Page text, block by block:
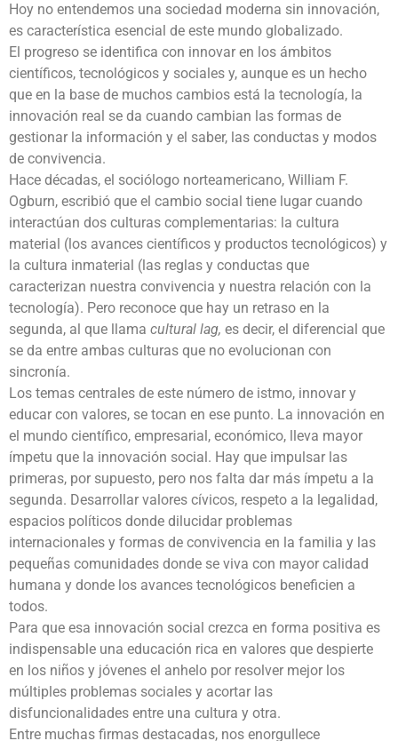
Hoy no entendemos una sociedad moderna sin innovación,
es característica esencial de este mundo globalizado.
El progreso se identifica con innovar en los ámbitos
científicos, tecnológicos y sociales y, aunque es un hecho
que en la base de muchos cambios está la tecnología, la
innovación real se da cuando cambian las formas de
gestionar la información y el saber, las conductas y modos
de convivencia.
Hace décadas, el sociólogo norteamericano, William F.
Ogburn, escribió que el cambio social tiene lugar cuando
interactúan dos culturas complementarias: la cultura
material (los avances científicos y productos tecnológicos) y
la cultura inmaterial (las reglas y conductas que
caracterizan nuestra convivencia y nuestra relación con la
tecnología). Pero reconoce que hay un retraso en la
segunda, al que llama cultural lag, es decir, el diferencial que
se da entre ambas culturas que no evolucionan con
sincronía.
Los temas centrales de este número de istmo, innovar y
educar con valores, se tocan en ese punto. La innovación en
el mundo científico, empresarial, económico, lleva mayor
ímpetu que la innovación social. Hay que impulsar las
primeras, por supuesto, pero nos falta dar más ímpetu a la
segunda. Desarrollar valores cívicos, respeto a la legalidad,
espacios políticos donde dilucidar problemas
internacionales y formas de convivencia en la familia y las
pequeñas comunidades donde se viva con mayor calidad
humana y donde los avances tecnológicos beneficien a
todos.
Para que esa innovación social crezca en forma positiva es
indispensable una educación rica en valores que despierte
en los niños y jóvenes el anhelo por resolver mejor los
múltiples problemas sociales y acortar las
disfuncionalidades entre una cultura y otra.
Entre muchas firmas destacadas, nos enorgullece